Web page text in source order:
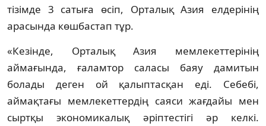
тізімде 3 сатыға өсіп, Орталық Азия елдерінің
арасында көшбастап тұр.
«Кезінде, Орталық Азия мемлекеттерінің
аймағында, ғаламтор саласы баяу дамитын
болады деген ой қалыптасқан еді. Себебі,
аймақтағы мемлекеттердің саяси жағдайы мен
сыртқы экономикалық әріптестігі әр келкі.